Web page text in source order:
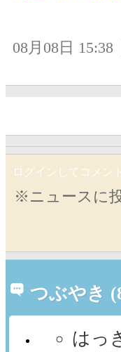
08月08日 15:38
ログインしてコメン
※ニュースに
つぶやき
はっ